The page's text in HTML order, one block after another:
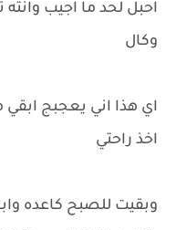
احبل لحد ما اجيب
وكال
اي هذا اني يعجبج
اخذ راحتي
وبقيت للصبح كاعده